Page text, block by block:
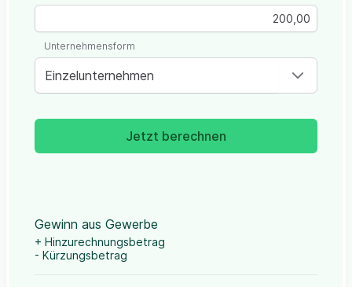
Einzelunternehmen
Unternehmensform
Jetzt berechnen
Gewinn aus Gewerbe
+ Hinzurechnungsbetrag
- Kürzungsbetrag